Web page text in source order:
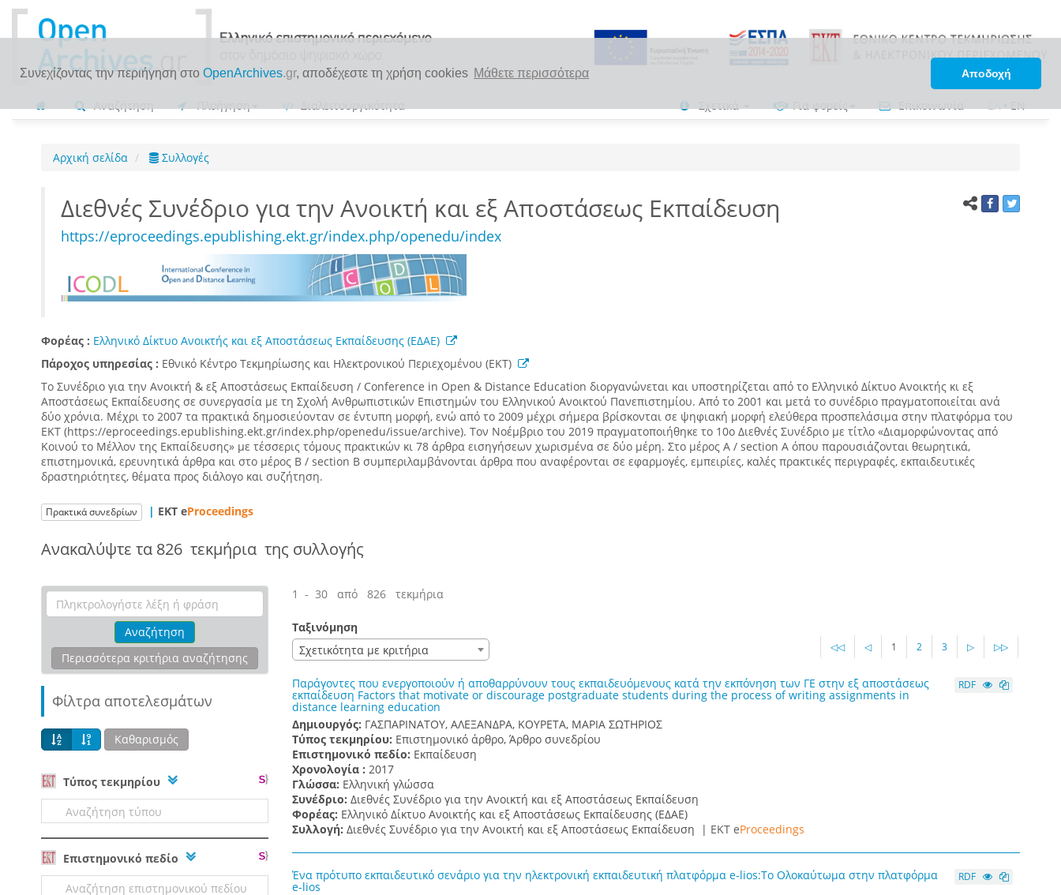
Συνεχίζοντας την περιήγηση στο OpenArchives.gr, αποδέχεστε τη χρήση cookies Μάθετε περισσότερα Αποδοχή
Αναζήτηση Πλοήγηση Διαλειτουργικότητα Σχετικά Για φορείς Επικοινωνία ΕΛ•EN
Αρχική σελίδα Συλλογές
Διεθνές Συνέδριο για την Ανοικτή και εξ Αποστάσεως Εκπαίδευση
https://eproceedings.epublishing.ekt.gr/index.php/openedu/index
Φορέας : Ελληνικό Δίκτυο Ανοικτής και εξ Αποστάσεως Εκπαίδευσης (ΕΔΑΕ)
Πάροχος υπηρεσίας : Εθνικό Κέντρο Τεκμηρίωσης και Ηλεκτρονικού Περιεχομένου (ΕΚΤ)
Το Συνέδριο για την Ανοικτή & εξ Αποστάσεως Εκπαίδευση / Conference in Open & Distance Education διοργανώνεται και υποστηρίζεται από το Ελληνικό Δίκτυο Ανοικτής κι εξ
Αποστάσεως Εκπαίδευσης σε συνεργασία με τη Σχολή Ανθρωπιστικών Επιστημών του Ελληνικού Ανοικτού Πανεπιστημίου. Από το 2001 και μετά το συνέδριο πραγματοποιείται ανά
δύο χρόνια. Μέχρι το 2007 τα πρακτικά δημοσιεύονταν σε έντυπη μορφή, ενώ από το 2009 μέχρι σήμερα βρίσκονται σε ψηφιακή μορφή ελεύθερα προσπελάσιμα στην πλατφόρμα του
ΕΚΤ (https://eproceedings.epublishing.ekt.gr/index.php/openedu/issue/archive). Τον Νοέμβριο του 2019 πραγματοποιήθηκε το 10ο Διεθνές Συνέδριο με τίτλο «Διαμορφώνοντας από
Κοινού το Μέλλον της Εκπαίδευσης» με τέσσερις τόμους πρακτικών κι 78 άρθρα εισηγήσεων χωρισμένα σε δύο μέρη. Στο μέρος A / section A όπου παρουσιάζονται θεωρητικά,
επιστημονικά, ερευνητικά άρθρα και στο μέρος Β / section B συμπεριλαμβάνονται άρθρα που αναφέρονται σε εφαρμογές, εμπειρίες, καλές πρακτικές περιγραφές, εκπαιδευτικές
δραστηριότητες, θέματα προς διάλογο και συζήτηση.
Πρακτικά συνεδρίων | ΕΚΤ eProceedings
Ανακαλύψτε τα 826 τεκμήρια της συλλογής
Αναζήτηση
Περισσότερα κριτήρια αναζήτησης
Φίλτρα αποτελεσμάτων
Καθαρισμός
Tύπος τεκμηρίου
Επιστημονικό πεδίο
1 - 30 από 826 τεκμήρια
Ταξινόμηση
Σχετικότητα με κριτήρια
◁◁ ◁ 1 2 3 ▷ ▷▷
Παράγοντες που ενεργοποιούν ή αποθαρρύνουν τους εκπαιδευόμενους κατά την εκπόνηση των ΓΕ στην εξ αποστάσεως
εκπαίδευση Factors that motivate or discourage postgraduate students during the process of writing assignments in
distance learning education
Δημιουργός: ΓΑΣΠΑΡΙΝΑΤΟΥ, ΑΛΕΞΑΝΔΡΑ, ΚΟΥΡΕΤΑ, ΜΑΡΙΑ ΣΩΤΗΡΙΟΣ
Τύπος τεκμηρίου: Επιστημονικό άρθρο, Άρθρο συνεδρίου
Επιστημονικό πεδίο: Εκπαίδευση
Χρονολογία : 2017
Γλώσσα: Ελληνική γλώσσα
Συνέδριο: Διεθνές Συνέδριο για την Ανοικτή και εξ Αποστάσεως Εκπαίδευση
Φορέας: Ελληνικό Δίκτυο Ανοικτής και εξ Αποστάσεως Εκπαίδευσης (ΕΔΑΕ)
Συλλογή: Διεθνές Συνέδριο για την Ανοικτή και εξ Αποστάσεως Εκπαίδευση | ΕΚΤ eProceedings
RDF
Ένα πρότυπο εκπαιδευτικό σενάριο για την ηλεκτρονική εκπαιδευτική πλατφόρμα e-lios:Το Ολοκαύτωμα στην πλατφόρμα
e-lios
RDF